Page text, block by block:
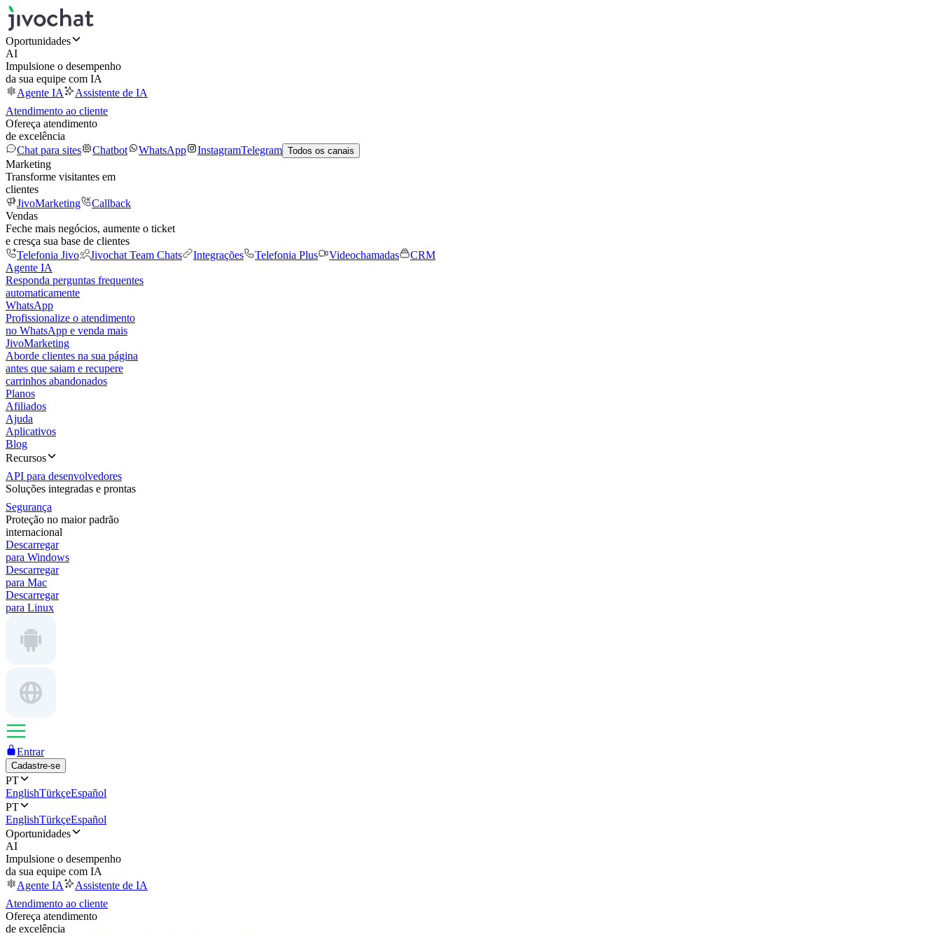
Oportunidades
AI
Impulsione o desempenho
da sua equipe com IA
Agente IA
Assistente de IA
Atendimento ao cliente
Ofereça atendimento
de excelência
Chat para sites
Chatbot WhatsApp InstagramTelegram Todos os canais
Marketing
Transforme visitantes em
clientes
JivoMarketing
Callback
Vendas
Feche mais negócios, aumente o ticket
e cresça sua base de clientes
Telefonia Jivo
Jivochat Team Chats Integrações Telefonia Plus Videochamadas
CRM
Agente IA
Responda perguntas frequentes
automaticamente
WhatsApp
Profissionalize o atendimento
no WhatsApp e venda mais
JivoMarketing
Aborde clientes na sua página
antes que saiam e recupere
carrinhos abandonados
Planos
Afiliados
Ajuda
Aplicativos
Blog
Recursos
API para desenvolvedores
Soluções integradas e prontas
Segurança
Proteção no maior padrão
internacional
Descarregar
para Windows
Descarregar
para Mac
Descarregar
para Linux
Entrar
Cadastre-se
PT
EnglishTürkçeEspañol
PT
EnglishTürkçeEspañol
Oportunidades
AI
Impulsione o desempenho
da sua equipe com IA
Agente IA
Assistente de IA
Atendimento ao cliente
Ofereça atendimento
de excelência